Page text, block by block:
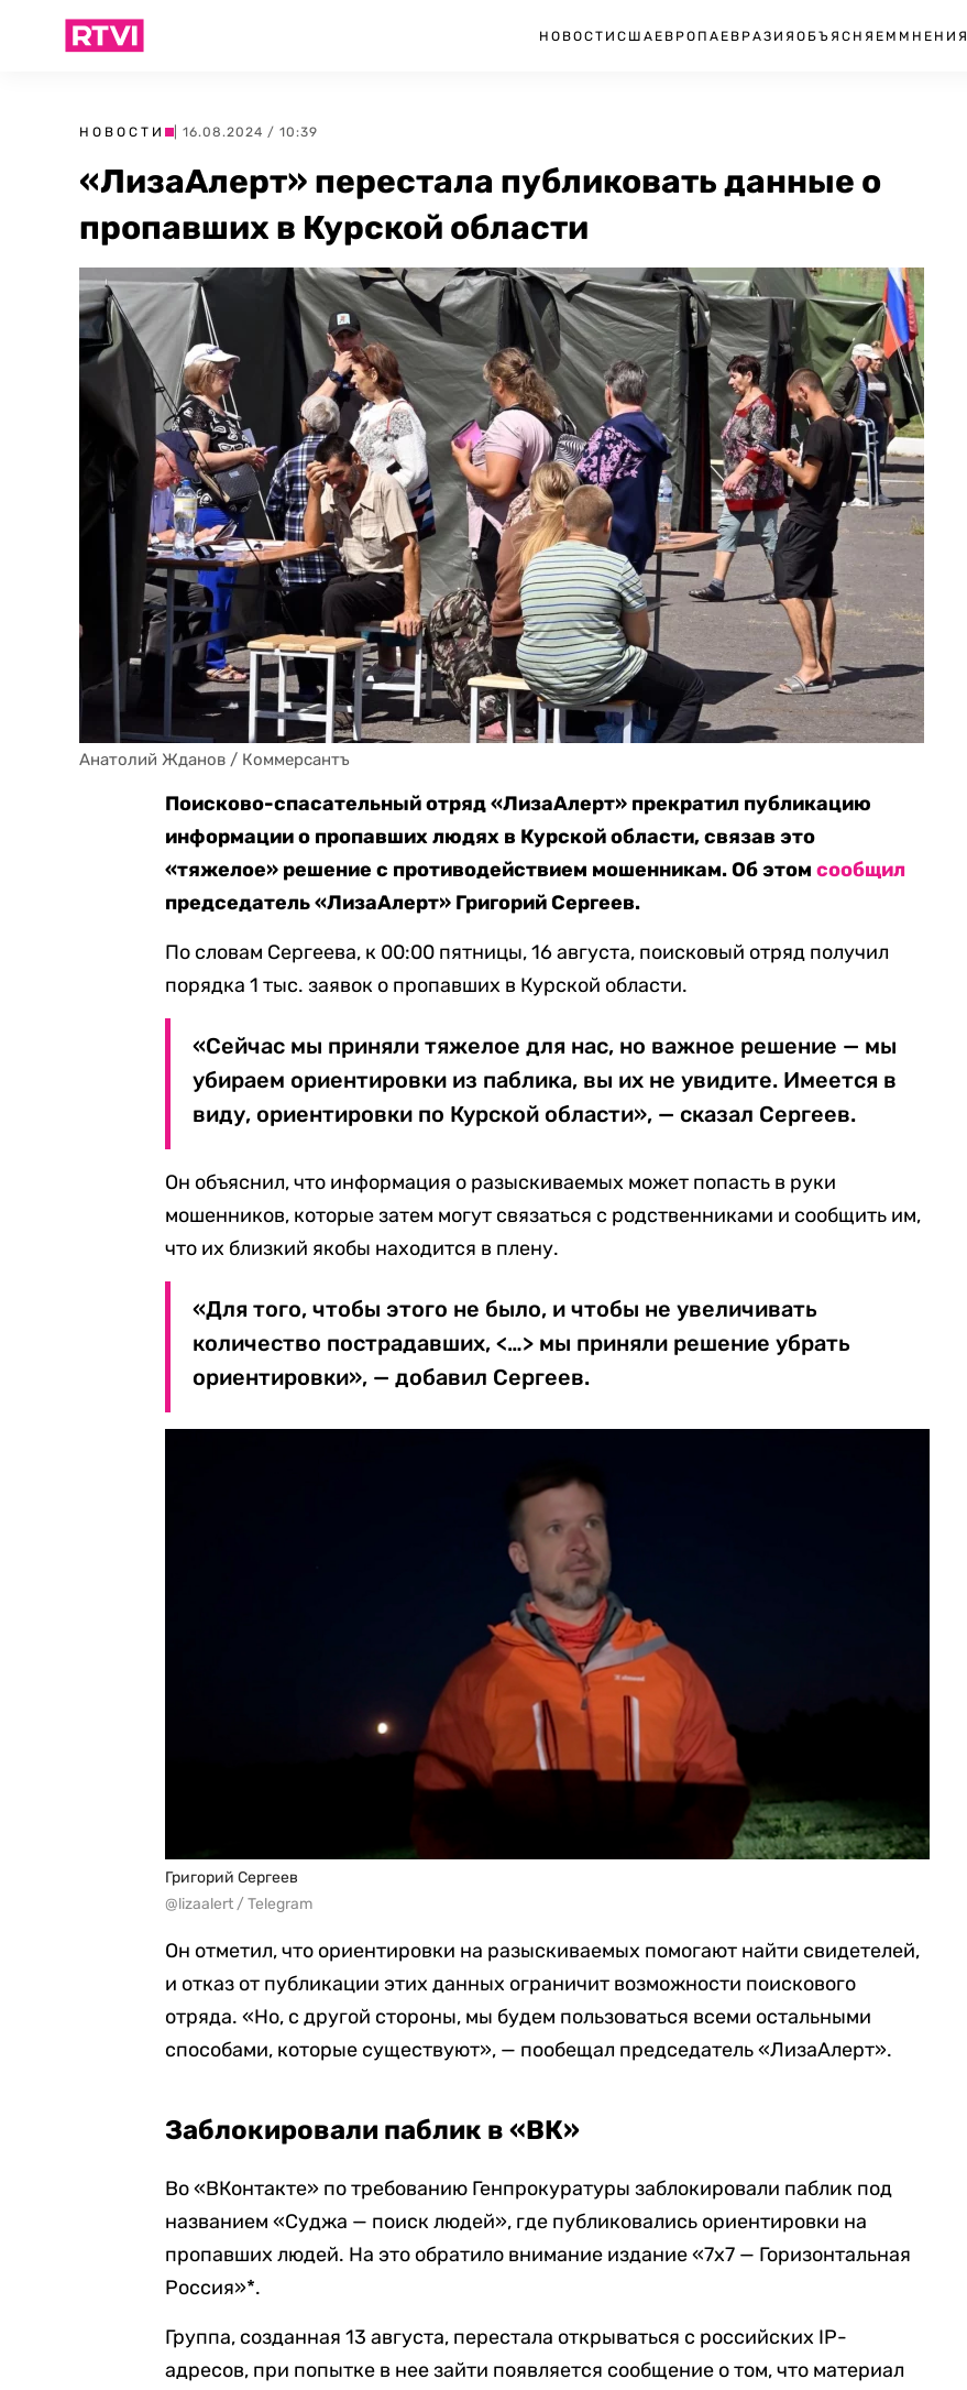
НОВОСТИ США ЕВРОПА ЕВРАЗИЯ ОБЪЯСНЯЕМ МНЕНИЯ
НОВОСТИ | 16.08.2024 / 10:39
«ЛизаАлерт» перестала публиковать данные о
пропавших в Курской области
Анатолий Жданов / Коммерсантъ
Поисково-спасательный отряд «ЛизаАлерт» прекратил публикацию
информации о пропавших людях в Курской области, связав это
«тяжелое» решение с противодействием мошенникам. Об этом сообщил
председатель «ЛизаАлерт» Григорий Сергеев.
По словам Сергеева, к 00:00 пятницы, 16 августа, поисковый отряд получил
порядка 1 тыс. заявок о пропавших в Курской области.
«Сейчас мы приняли тяжелое для нас, но важное решение — мы
убираем ориентировки из паблика, вы их не увидите. Имеется в
виду, ориентировки по Курской области», — сказал Сергеев.
Он объяснил, что информация о разыскиваемых может попасть в руки
мошенников, которые затем могут связаться с родственниками и сообщить им,
что их близкий якобы находится в плену.
«Для того, чтобы этого не было, и чтобы не увеличивать
количество пострадавших, <…> мы приняли решение убрать
ориентировки», — добавил Сергеев.
Григорий Сергеев
@lizaalert / Telegram
Он отметил, что ориентировки на разыскиваемых помогают найти свидетелей,
и отказ от публикации этих данных ограничит возможности поискового
отряда. «Но, с другой стороны, мы будем пользоваться всеми остальными
способами, которые существуют», — пообещал председатель «ЛизаАлерт».
Заблокировали паблик в «ВК»
Во «ВКонтакте» по требованию Генпрокуратуры заблокировали паблик под
названием «Суджа — поиск людей», где публиковались ориентировки на
пропавших людей. На это обратило внимание издание «7х7 — Горизонтальная
Россия»*.
Группа, созданная 13 августа, перестала открываться с российских IP-
адресов, при попытке в нее зайти появляется сообщение о том, что материал